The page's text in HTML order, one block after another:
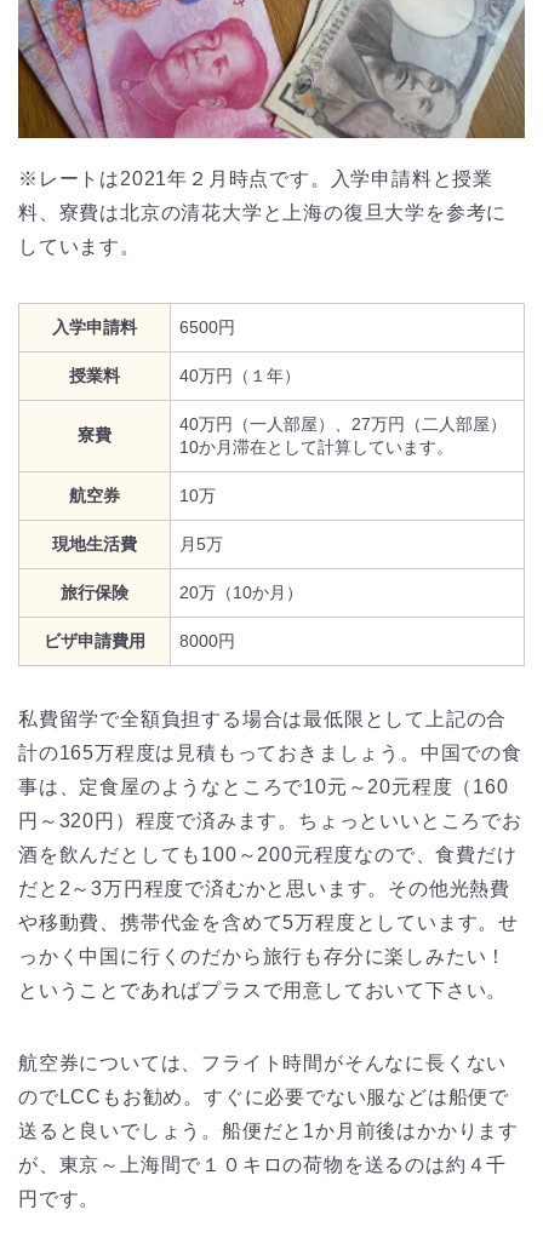
※レートは2021年２月時点です。入学申請料と授業
料、寮費は北京の清花大学と上海の復旦大学を参考に
しています。
入学申請料 6500円
授業料 40万円（１年）
寮費
40万円（一人部屋）、27万円（二人部屋）
10か月滞在として計算しています。
航空券 10万
現地生活費 月5万
旅行保険 20万（10か月）
ビザ申請費用 8000円
私費留学で全額負担する場合は最低限として上記の合
計の165万程度は見積もっておきましょう。中国での食
事は、定食屋のようなところで10元～20元程度（160
円～320円）程度で済みます。ちょっといいところでお
酒を飲んだとしても100～200元程度なので、食費だけ
だと2～3万円程度で済むかと思います。その他光熱費
や移動費、携帯代金を含めて5万程度としています。せ
っかく中国に行くのだから旅行も存分に楽しみたい！
ということであればプラスで用意しておいて下さい。
航空券については、フライト時間がそんなに長くない
のでLCCもお勧め。すぐに必要でない服などは船便で
送ると良いでしょう。船便だと1か月前後はかかります
が、東京～上海間で１０キロの荷物を送るのは約４千
円です。